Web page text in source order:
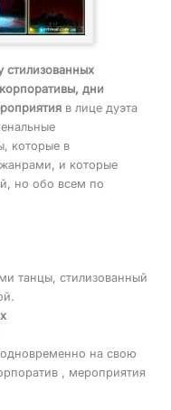
стилизованных
дни
в лице дуэта
которые в
и которые
но обо всем по
танцы, стилизованный
одновременно на свою
, мероприятия